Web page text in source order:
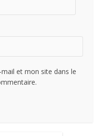
et mon site dans le